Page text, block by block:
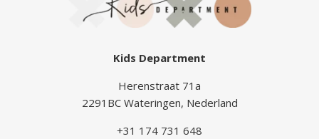
Kids Department
Herenstraat 71a
2291BC Wateringen, Nederland
+31 174 731 648